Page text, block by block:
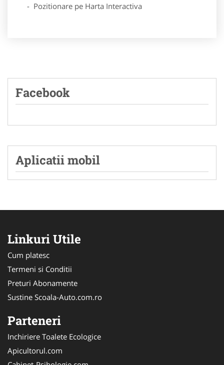
- Pozitionare pe Harta Interactiva
Facebook
Aplicatii mobil
Linkuri Utile
Cum platesc
Termeni si Conditii
Preturi Abonamente
Sustine Scoala-Auto.com.ro
Parteneri
Inchiriere Toalete Ecologice
Apicultorul.com